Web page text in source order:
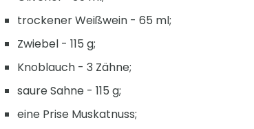
trockener Weißwein - 65 ml;
Zwiebel - 115 g;
Knoblauch - 3 Zähne;
saure Sahne - 115 g;
eine Prise Muskatnuss;